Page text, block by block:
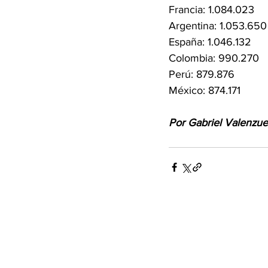
Francia: 1.084.023
Argentina: 1.053.650
España: 1.046.132
Colombia: 990.270
Perú: 879.876
México: 874.171
Por Gabriel